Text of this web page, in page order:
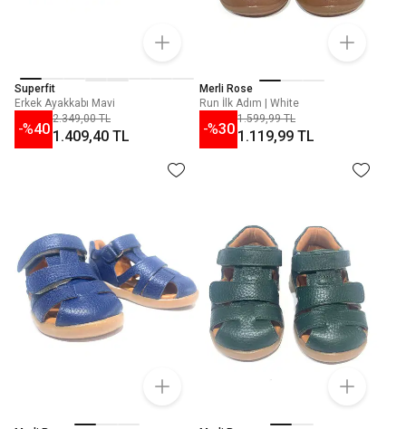
Superfit
Erkek Ayakkabı Mavi
-%40
2.349,00 TL
1.409,40 TL
Merli Rose
Run İlk Adım | White
-%30
1.599,99 TL
1.119,99 TL